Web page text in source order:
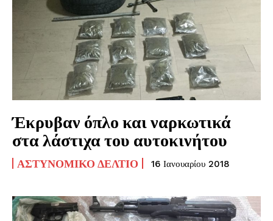
Έκρυβαν όπλο και ναρκωτικά
στα λάστιχα του αυτοκινήτου
ΑΣΤΥΝΟΜΙΚΌ ΔΕΛΤΊΟ 16 Ιανουαρίου 2018